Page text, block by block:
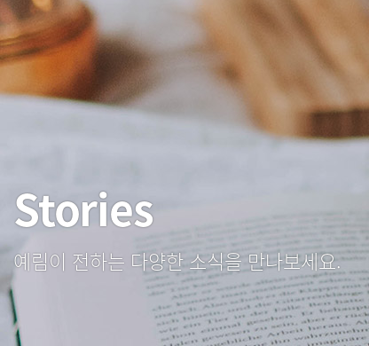
Stories
예림이 전하는 다양한 소식을 만나보세요.